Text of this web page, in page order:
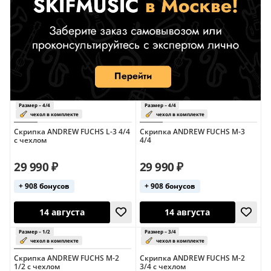
Скрипка ANDREW FUCHS L-3 4/4
с чехлом
29 990 ₽
+ 908 бонусов
Скрипка ANDREW FUCHS M-3
4/4
29 990 ₽
+ 908 бонусов
Скрипка ANDREW FUCHS M-2
1/2 с чехлом
Скрипка ANDREW FUCHS M-2
3/4 с чехлом